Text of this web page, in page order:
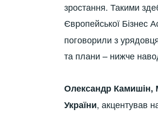
зростання. Такими
Європейської Бізнес
поговорили з
та плани – нижче
Олександр Камишін,
України, акцентував